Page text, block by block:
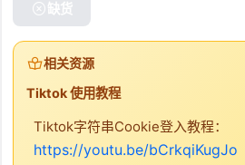
缺货
相关资源
Tiktok 使用教程
Tiktok字符串Cookie登入教程：
https://youtu.be/bCrkqiKugJo